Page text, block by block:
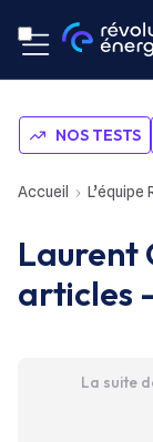
NOS TESTS
Accueil L’équipe
Laurent
articles
La suite